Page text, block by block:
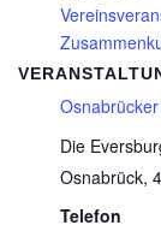
Die
Osnabrück,
Telefon